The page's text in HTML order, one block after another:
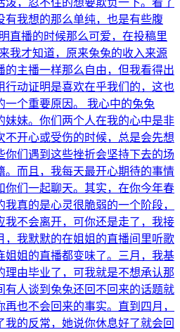
有我想的那么单纯，也是有些腹
直播的时候那么可爱，在投稿里
我才知道，原来兔兔的收入来源
的主播一样那么自由，但我看得出
行动证明是喜欢在乎我们的，这也
一个重要原因。 我心中的兔兔
妹妹。你们两个人在我的心中是非
不开心或受伤的时候，总是会先想
你们遇到这些挫折会坚持下去的场
。而且，我每天最开心期待的事情
你们一起聊天。其实，在你今年春
真的是心灵很脆弱的一个阶段，
我不会离开，可你还是走了，我接
，我默默的在姐姐的直播间里听歌
姐姐的直播都变味了。三月，我基
由毕业了，可我就是不想承认那
有人谈到兔兔还回不回来的话题就
也不会回来的事实。直到四月，
的反常，她说你休息好了就会回